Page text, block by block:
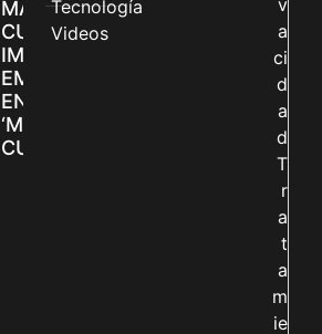
MADRES
CUIDADORAS
IMPULSAN SUS
EMPRENDIMIENTOS
EN LA FERIA
‘MANOS QUE
CUIDAN Y CREAN’
Tecnología
Videos
a
ci
d
a
d
T
r
a
t
a
m
ie